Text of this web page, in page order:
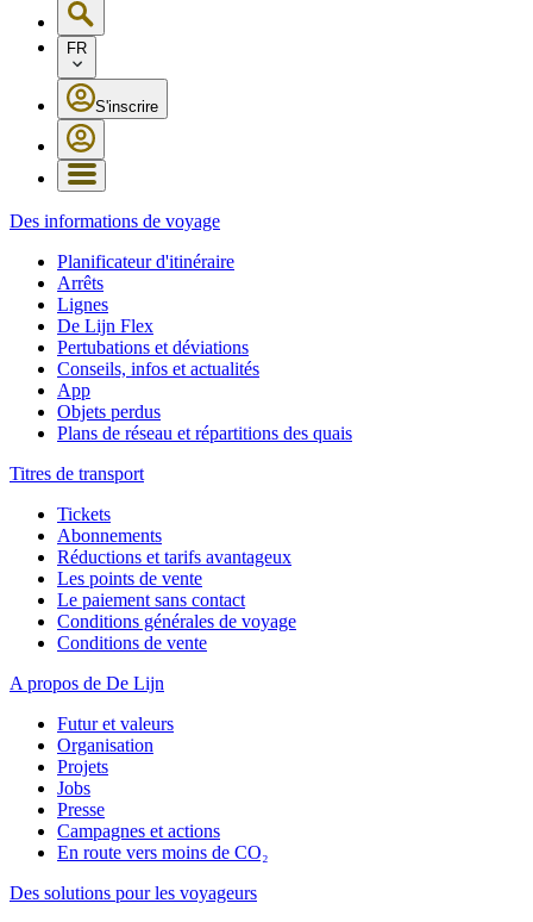
FR
S'inscrire
Des informations de voyage
Planificateur d'itinéraire
Arrêts
Lignes
De Lijn Flex
Pertubations et déviations
Conseils, infos et actualités
App
Objets perdus
Plans de réseau et répartitions des quais
Titres de transport
Tickets
Abonnements
Réductions et tarifs avantageux
Les points de vente
Le paiement sans contact
Conditions générales de voyage
Conditions de vente
A propos de De Lijn
Futur et valeurs
Organisation
Projets
Jobs
Presse
Campagnes et actions
En route vers moins de CO₂
Des solutions pour les voyageurs